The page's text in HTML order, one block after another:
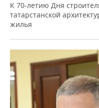
К 70-летию Дня
татарстанской
жилья